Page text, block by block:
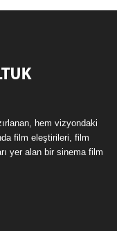
hem vizyondaki
film eleştirileri, film
yer alan bir sinema film